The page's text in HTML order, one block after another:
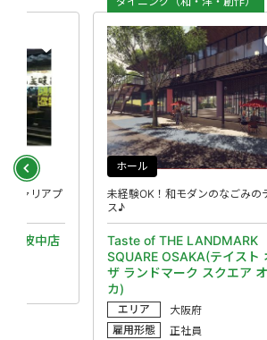
難波中店
キャリアプ
Taste of THE LANDMARK
SQUARE OSAKA(テイスト
ザ ランドマーク スクエア
カ)
未経験OK！和モダンのなごみの
ス♪
ホール
エリア
大阪府
雇用形態
正社員